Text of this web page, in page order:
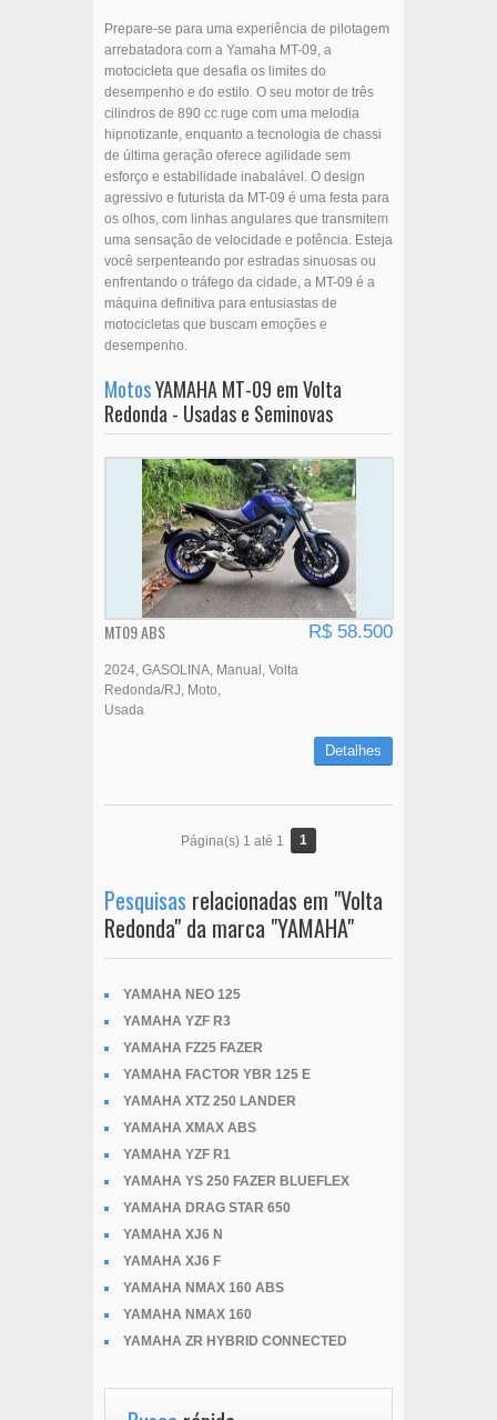
Prepare-se para uma experiência de pilotagem
arrebatadora com a Yamaha MT-09, a
motocicleta que desafia os limites do
desempenho e do estilo. O seu motor de três
cilindros de 890 cc ruge com uma melodia
hipnotizante, enquanto a tecnologia de chassi
de última geração oferece agilidade sem
esforço e estabilidade inabalável. O design
agressivo e futurista da MT-09 é uma festa para
os olhos, com linhas angulares que transmitem
uma sensação de velocidade e potência. Esteja
você serpenteando por estradas sinuosas ou
enfrentando o tráfego da cidade, a MT-09 é a
máquina definitiva para entusiastas de
motocicletas que buscam emoções e
desempenho.
MotosYAMAHA MT-09 em Volta
Redonda - Usadas e Seminovas
MT09 ABS R$ 58.500
2024 GASOLINA Manual
Volta
Redonda/RJ
Moto
Usada
Detalhes
Página(s) 1 até 1 1
Pesquisas relacionadas em "Volta
Redonda" da marca "YAMAHA"
YAMAHA NEO 125
YAMAHA YZF R3
YAMAHA FZ25 FAZER
YAMAHA FACTOR YBR 125 E
YAMAHA XTZ 250 LANDER
YAMAHA XMAX ABS
YAMAHA YZF R1
YAMAHA YS 250 FAZER BLUEFLEX
YAMAHA DRAG STAR 650
YAMAHA XJ6 N
YAMAHA XJ6 F
YAMAHA NMAX 160 ABS
YAMAHA NMAX 160
YAMAHA ZR HYBRID CONNECTED